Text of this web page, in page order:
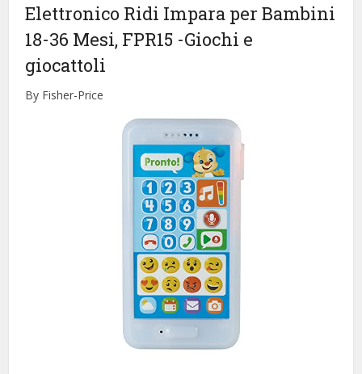
Elettronico Ridi Impara per Bambini
18-36 Mesi, FPR15 -Giochi e
giocattoli
By Fisher-Price